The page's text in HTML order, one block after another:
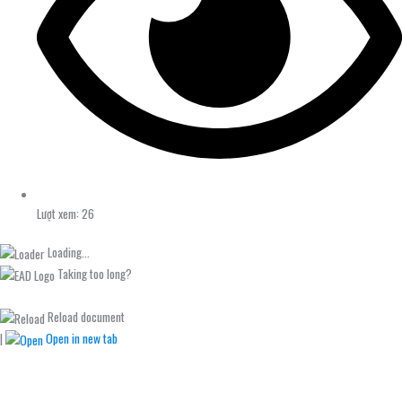
Lượt xem: 26
Loading...
Taking too long?
Reload document
|
Open in new tab